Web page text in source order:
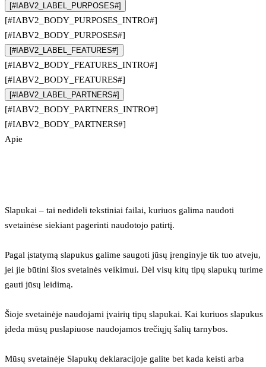
[#IABV2_LABEL_PURPOSES#]
[#IABV2_BODY_PURPOSES_INTRO#]
[#IABV2_BODY_PURPOSES#]
[#IABV2_LABEL_FEATURES#]
[#IABV2_BODY_FEATURES_INTRO#]
[#IABV2_BODY_FEATURES#]
[#IABV2_LABEL_PARTNERS#]
[#IABV2_BODY_PARTNERS_INTRO#]
[#IABV2_BODY_PARTNERS#]
Apie
Slapukai – tai nedideli tekstiniai failai, kuriuos galima naudoti
svetainėse siekiant pagerinti naudotojo patirtį.
Pagal įstatymą slapukus galime saugoti jūsų įrenginyje tik tuo atveju,
jei jie būtini šios svetainės veikimui. Dėl visų kitų tipų slapukų turime
gauti jūsų leidimą.
Šioje svetainėje naudojami įvairių tipų slapukai. Kai kuriuos slapukus
įdeda mūsų puslapiuose naudojamos trečiųjų šalių tarnybos.
Mūsų svetainėje Slapukų deklaracijoje galite bet kada keisti arba